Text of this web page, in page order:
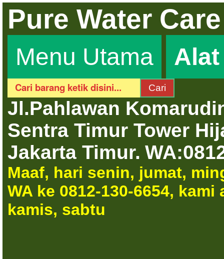
Pure Water Care
Menu Utama
Jl.Pahlawan
Sentra Timur Tower
Jakarta Timur.
Maaf, hari senin, jumat,
WA ke 0812-130-6654,
kamis, sabtu